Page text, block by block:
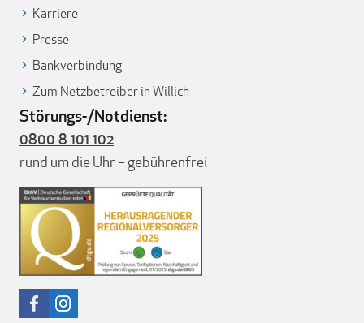
Karriere
Presse
Bankverbindung
Zum Netzbetreiber in Willich
Störungs-/Notdienst:
0800 8 101 102
rund um die Uhr – gebührenfrei